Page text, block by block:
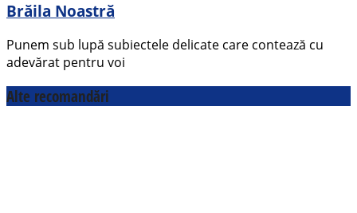
Brăila Noastră
Punem sub lupă subiectele delicate care contează cu
adevărat pentru voi
Alte recomandări